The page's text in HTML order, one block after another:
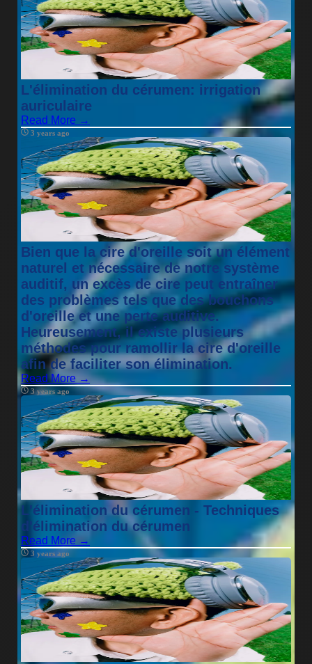
L'élimination du cérumen: irrigation
auriculaire
Read More →
3 years ago
Bien que la cire d'oreille soit un élément
naturel et nécessaire de notre système
auditif, un excès de cire peut entraîner
des problèmes tels que des bouchons
d'oreille et une perte auditive.
Heureusement, il existe plusieurs
méthodes pour ramollir la cire d'oreille
afin de faciliter son élimination.
Read More →
3 years ago
L'élimination du cérumen - Techniques
d'élimination du cérumen
Read More →
3 years ago